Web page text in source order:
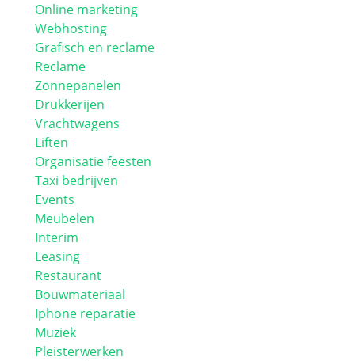
Online marketing
Webhosting
Grafisch en reclame
Reclame
Zonnepanelen
Drukkerijen
Vrachtwagens
Liften
Organisatie feesten
Taxi bedrijven
Events
Meubelen
Interim
Leasing
Restaurant
Bouwmateriaal
Iphone reparatie
Muziek
Pleisterwerken